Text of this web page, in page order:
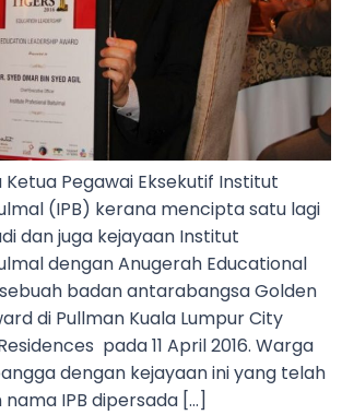
Pegawai Eksekutif Institut
(IPB) kerana mencipta satu lagi
dan juga kejayaan Institut
dengan Anugerah Educational
badan antarabangsa Golden
di Pullman Kuala Lumpur City
pada 11 April 2016. Warga
dengan kejayaan ini yang telah
IPB dipersada […]